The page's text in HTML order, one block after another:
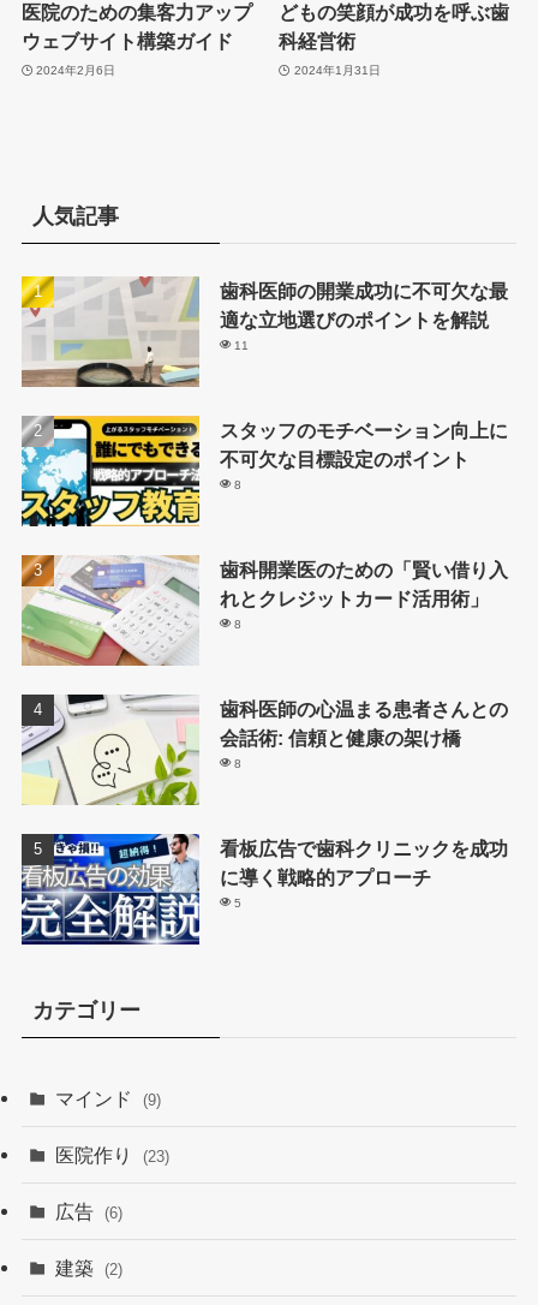
医院のための集客力アップ
ウェブサイト構築ガイド
2024年2月6日
どもの笑顔が成功を呼ぶ歯
科経営術
2024年1月31日
人気記事
歯科医師の開業成功に不可欠な最
適な立地選びのポイントを解説
11
スタッフのモチベーション向上に
不可欠な目標設定のポイント
8
歯科開業医のための「賢い借り入
れとクレジットカード活用術」
8
歯科医師の心温まる患者さんとの
会話術: 信頼と健康の架け橋
8
看板広告で歯科クリニックを成功
に導く戦略的アプローチ
5
カテゴリー
マインド (9)
医院作り (23)
広告 (6)
建築 (2)